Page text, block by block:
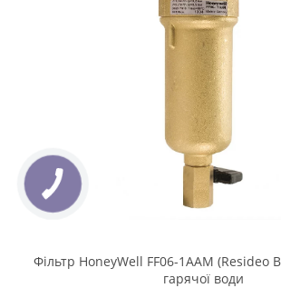
Фільтр HoneyWell FF06-1ААМ (Resideo
гарячої води